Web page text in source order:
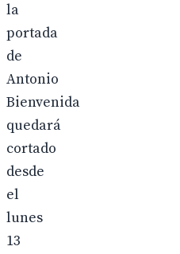
la
portada
de
Antonio
Bienvenida
quedará
cortado
desde
el
lunes
13